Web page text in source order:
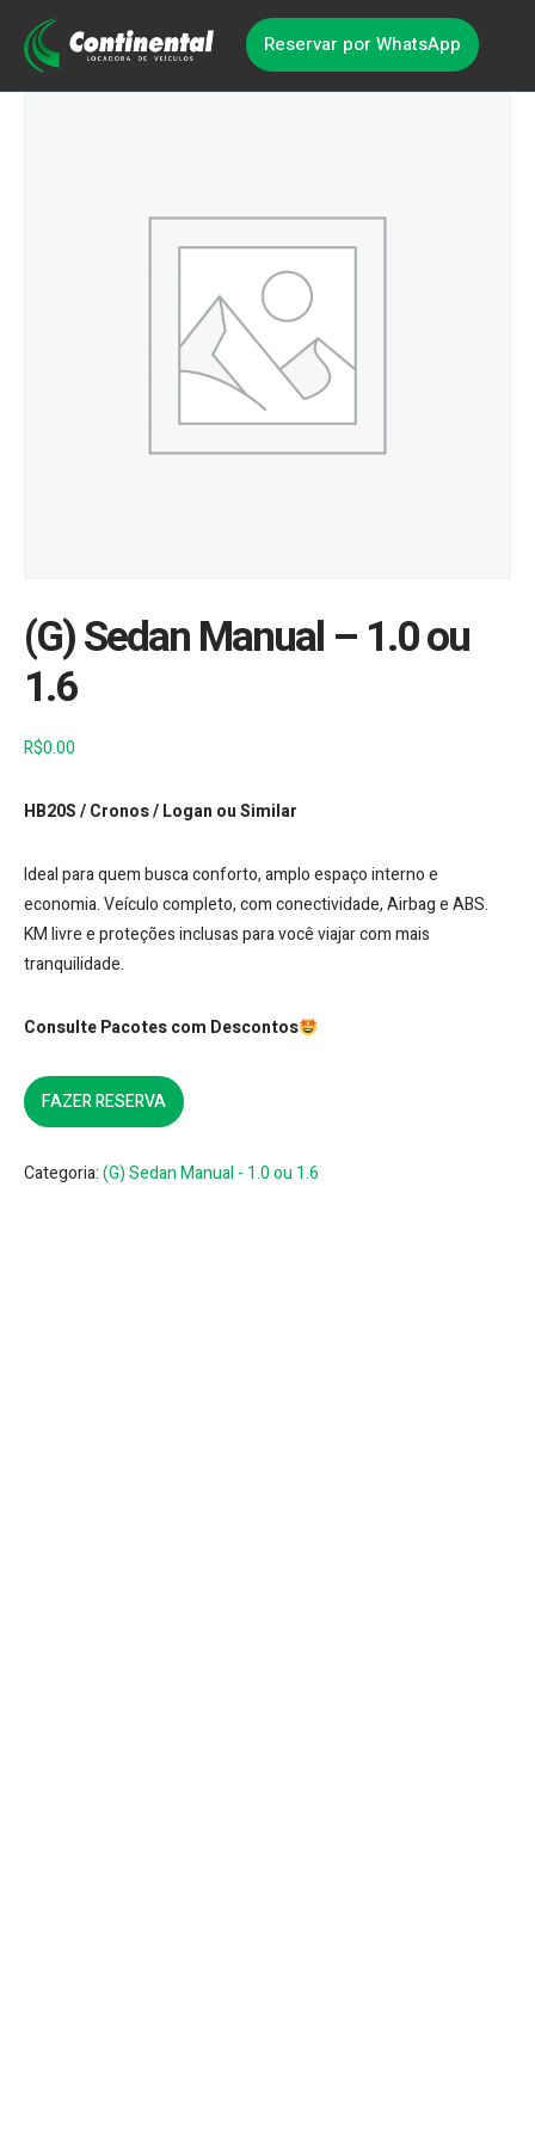
Reservar por WhatsApp
(G) Sedan Manual – 1.0 ou
1.6
R$0.00
HB20S / Cronos / Logan ou Similar
Ideal para quem busca conforto, amplo espaço interno e
economia. Veículo completo, com conectividade, Airbag e ABS.
KM livre e proteções inclusas para você viajar com mais
tranquilidade.
Consulte Pacotes com Descontos
FAZER RESERVA
Categoria:(G) Sedan Manual - 1.0 ou 1.6